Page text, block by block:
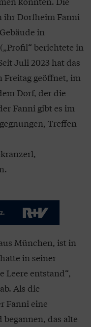
ihr Dorfheim Fanni
in
berichtete in
Juli 2023 hat das
Freitag geöffnet, im
Dorf, der die
Fanni gibt es im
Treffen
München, ist in
in seiner
Leere entstand“,
Als die
Fanni eine
das alte